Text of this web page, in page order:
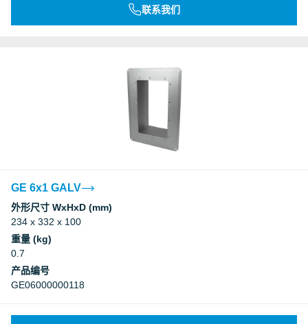
联系我们
GE 6x1 GALV
外形尺寸 WxHxD (mm)
234 x 332 x 100
重量 (kg)
0.7
产品编号
GE06000000118